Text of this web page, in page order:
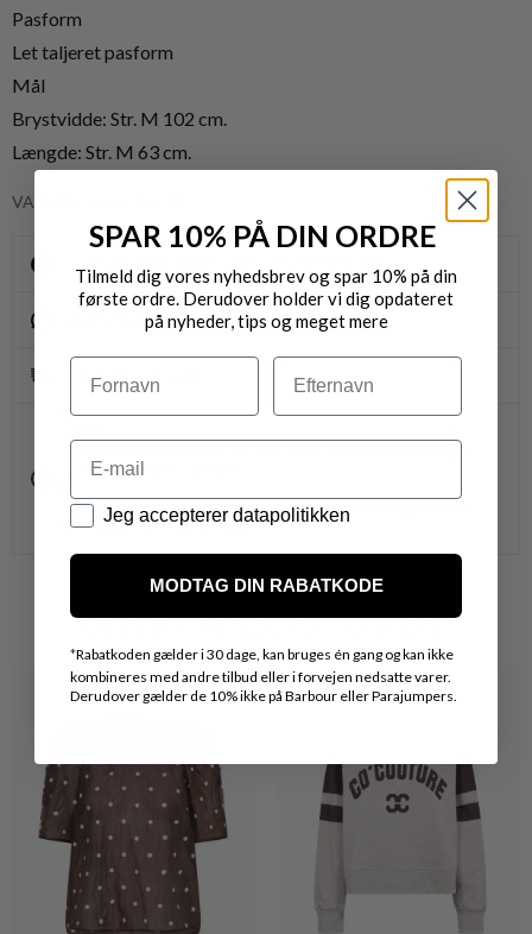
Pasform
Let taljeret pasform
Mål
Brystvidde: Str. M 102 cm.
Længde: Str. M 63 cm.
VARENR.: 500314 LUNA
Byt/Returnér i vores butikker
Levering 1-3 dage
Ikke alle vores varer på webshoppen, befinder sig i
vores fysiske butikker.
Kontakt din nærmeste forretning for ydeligere info.
vedr. den ønskede vare.
VARER FRA SAMME MÆRKE
SPAR 10% PÅ DIN ORDRE
Tilmeld dig vores nyhedsbrev og spar 10% på din
første ordre. Derudover holder vi dig opdateret
på nyheder, tips og meget mere
Navn Efternavn
Email
Datapolitik
Jeg accepterer datapolitikken
MODTAG DIN RABATKODE
*Rabatkoden gælder i 30 dage, kan bruges én gang og kan ikke
kombineres med andre tilbud eller i forvejen nedsatte varer.
Derudover gælder de 10% ikke på Barbour eller Parajumpers.